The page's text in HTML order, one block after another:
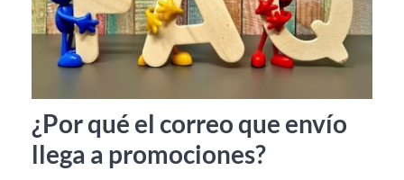
¿Por qué el correo que envío
llega a promociones?